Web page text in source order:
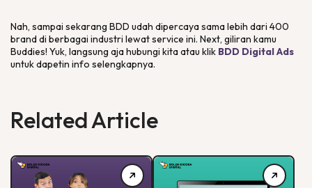
Nah, sampai sekarang BDD udah dipercaya sama lebih dari 400
branddi berbagai industri lewatservice ini. Next, giliran kamu
Buddies! Yuk, langsung aja hubungi kita atau klik BDD Digital Ads
untuk dapetin info selengkapnya.
Related Article